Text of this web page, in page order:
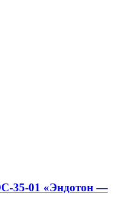
35-01 «Эндотон —